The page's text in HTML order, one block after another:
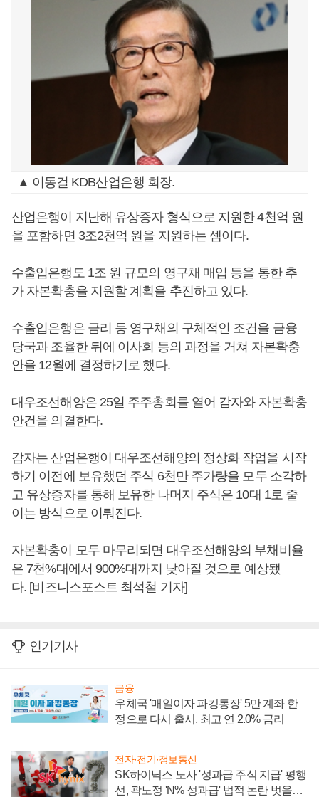
▲ 이동걸 KDB산업은행 회장.
산업은행이 지난해 유상증자 형식으로 지원한 4천억 원
을 포함하면 3조2천억 원을 지원하는 셈이다.
수출입은행도 1조 원 규모의 영구채 매입 등을 통한 추
가 자본확충을 지원할 계획을 추진하고 있다.
수출입은행은 금리 등 영구채의 구체적인 조건을 금융
당국과 조율한 뒤에 이사회 등의 과정을 거쳐 자본확충
안을 12월에 결정하기로 했다.
대우조선해양은 25일 주주총회를 열어 감자와 자본확충
안건을 의결한다.
감자는 산업은행이 대우조선해양의 정상화 작업을 시작
하기 이전에 보유했던 주식 6천만 주가량을 모두 소각하
고 유상증자를 통해 보유한 나머지 주식은 10대 1로 줄
이는 방식으로 이뤄진다.
자본확충이 모두 마무리되면 대우조선해양의 부채비율
은 7천%대에서 900%대까지 낮아질 것으로 예상됐
다. [비즈니스포스트 최석철 기자]
인기기사
금융
우체국 '매일이자 파킹통장' 5만 계좌 한
정으로 다시 출시, 최고 연 2.0% 금리
전자·전기·정보통신
SK하이닉스 노사 '성과급 주식 지급' 평행
선, 곽노정 'N% 성과급' 법적 논란 벗을지